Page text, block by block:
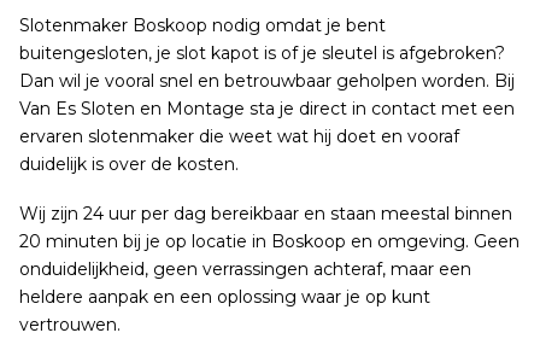
Slotenmaker Boskoop nodig omdat je bent
buitengesloten, je slot kapot is of je sleutel is afgebroken?
Dan wil je vooral snel en betrouwbaar geholpen worden. Bij
Van Es Sloten en Montage sta je direct in contact met een
ervaren slotenmaker die weet wat hij doet en vooraf
duidelijk is over de kosten.
Wij zijn 24 uur per dag bereikbaar en staan meestal binnen
20 minuten bij je op locatie in Boskoop en omgeving. Geen
onduidelijkheid, geen verrassingen achteraf, maar een
heldere aanpak en een oplossing waar je op kunt
vertrouwen.